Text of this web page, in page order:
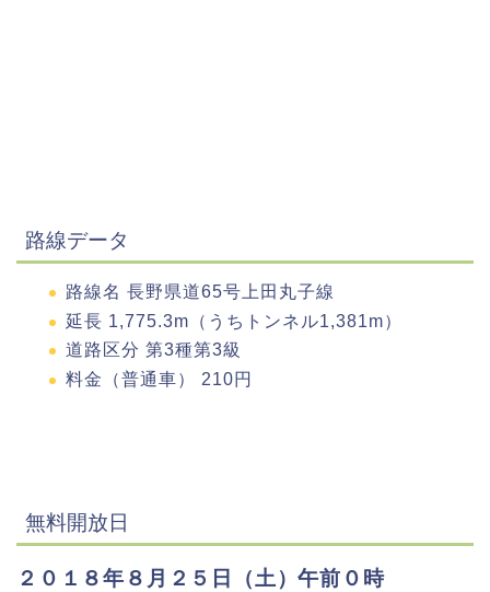
路線データ
路線名 長野県道65号上田丸子線
延長 1,775.3m（うちトンネル1,381m）
道路区分 第3種第3級
料金（普通車） 210円
無料開放日
２０１８年８月２５日（土）午前０時